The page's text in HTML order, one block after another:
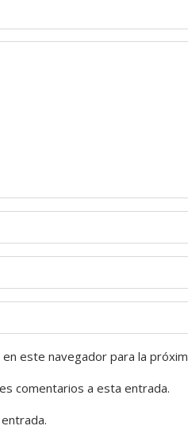
este navegador para la
comentarios a esta entrada.